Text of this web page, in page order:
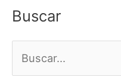
Buscar
u